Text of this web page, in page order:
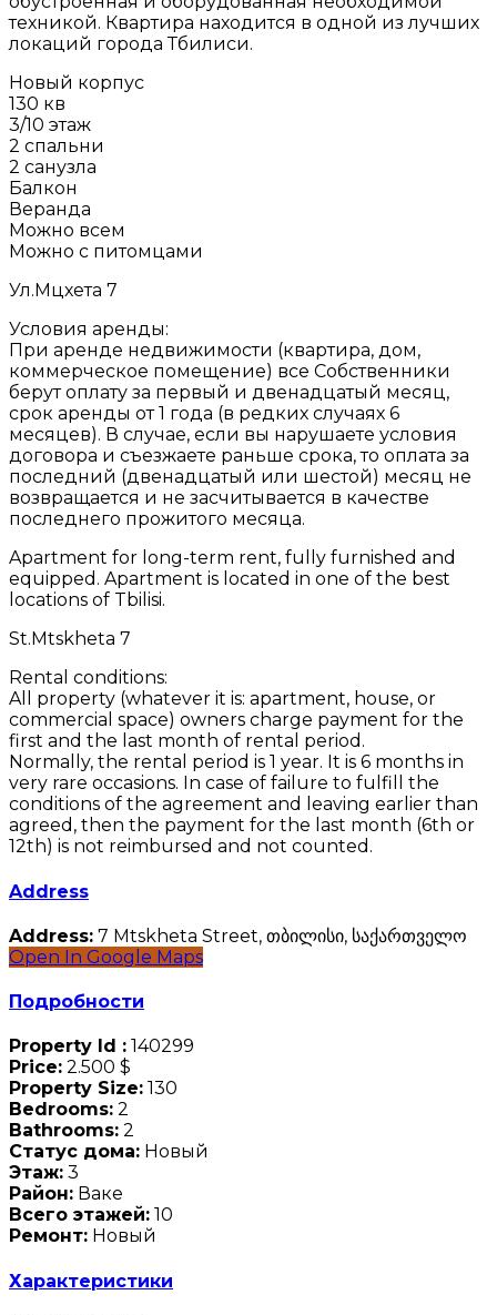
техникой. Квартира находится в одной из лучших
локаций города Тбилиси.
Новый корпус
130 кв
3/10 этаж
2 спальни
2 санузла
Балкон
Веранда
Можно всем
Можно с питомцами
Ул.Мцхета 7
Условия аренды:
При аренде недвижимости (квартира, дом,
коммерческое помещение) все Собственники
берут оплату за первый и двенадцатый месяц,
срок аренды от 1 года (в редких случаях 6
месяцев). В случае, если вы нарушаете условия
договора и съезжаете раньше срока, то оплата за
последний (двенадцатый или шестой) месяц не
возвращается и не засчитывается в качестве
последнего прожитого месяца.
Apartment for long-term rent, fully furnished and
equipped. Apartment is located in one of the best
locations of Tbilisi.
St.Mtskheta 7
Rental conditions:
All property (whatever it is: apartment, house, or
commercial space) owners charge payment for the
first and the last month of rental period.
Normally, the rental period is 1 year. It is 6 months in
very rare occasions. In case of failure to fulfill the
conditions of the agreement and leaving earlier than
agreed, then the payment for the last month (6th or
12th) is not reimbursed and not counted.
Address
Address: 7 Mtskheta Street, თბილისი, საქართველო
Open In Google Maps
Подробности
Property Id : 140299
Price: 2.500 $
Property Size: 130
Bedrooms: 2
Bathrooms: 2
Статус дома: Новый
Этаж: 3
Район: Ваке
Всего этажей: 10
Ремонт: Новый
Характеристики